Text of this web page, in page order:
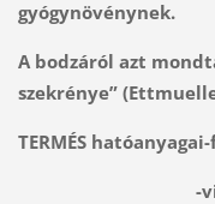
gyógynövénynek.
A bodzáról azt
szekrénye”
TERMÉS
-vitaminok: